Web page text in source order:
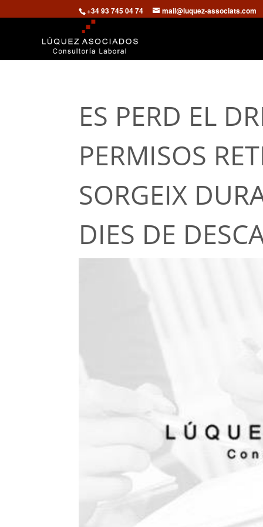
+34 93 745 04 74 mail@luquez-associats.com
ES PERD EL
PERMISOS
SORGEIX
DIES DE